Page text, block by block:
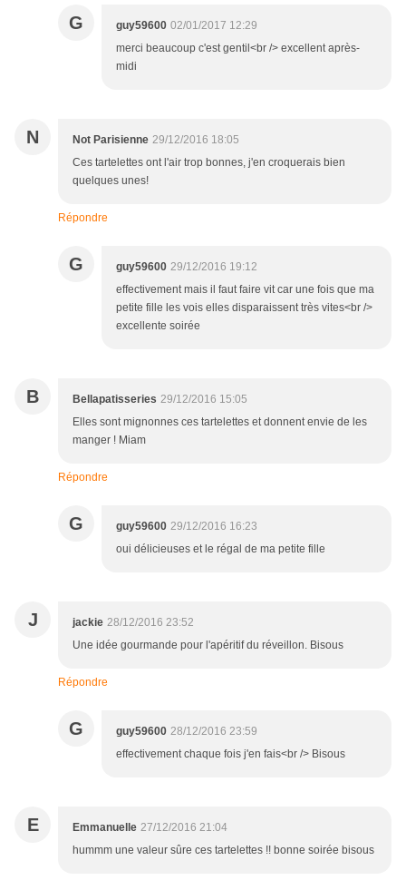
G guy59600 02/01/2017 12:29
merci beaucoup c'est gentil<br /> excellent après-
midi
N Not Parisienne 29/12/2016 18:05
Ces tartelettes ont l'air trop bonnes, j'en croquerais bien
quelques unes!
Répondre
G guy59600 29/12/2016 19:12
effectivement mais il faut faire vit car une fois que ma
petite fille les vois elles disparaissent très vites<br />
excellente soirée
B Bellapatisseries 29/12/2016 15:05
Elles sont mignonnes ces tartelettes et donnent envie de les
manger ! Miam
Répondre
G guy59600 29/12/2016 16:23
oui délicieuses et le régal de ma petite fille
J jackie 28/12/2016 23:52
Une idée gourmande pour l'apéritif du réveillon. Bisous
Répondre
G guy59600 28/12/2016 23:59
effectivement chaque fois j'en fais<br /> Bisous
E Emmanuelle 27/12/2016 21:04
hummm une valeur sûre ces tartelettes !! bonne soirée bisous